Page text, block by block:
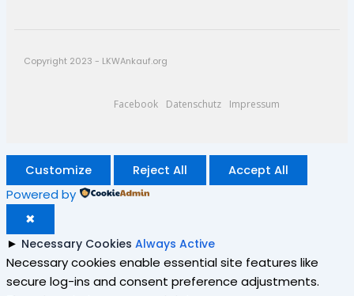
Copyright 2023 - LKWAnkauf.org
Facebook Datenschutz Impressum
Customize Reject All Accept All
Powered by
✖
► Necessary Cookies Always Active
Necessary cookies enable essential site features like
secure log-ins and consent preference adjustments.